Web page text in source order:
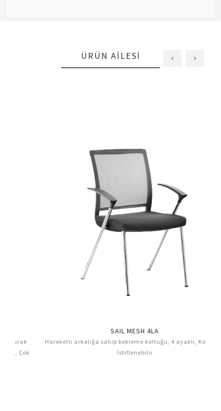
ÜRÜN AILESI
SAIL MESH 4LA
Hareketli arkalığa sahip bekleme koltuğu, 4 ayaklı, Kolçaklı,
İstiflenebilir